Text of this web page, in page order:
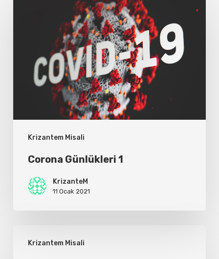
Krizantem Misali
Corona Günlükleri 1
KrizanteM
11 Ocak 2021
Krizantem Misali
Aralık